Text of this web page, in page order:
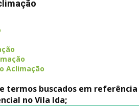
Aclimação
termos buscados em referência
no Vila Ida;